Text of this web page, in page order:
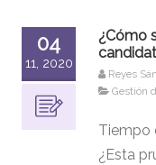
04
11, 2020
¿Cómo
Reyes
Gestión
Tiempo
¿Esta